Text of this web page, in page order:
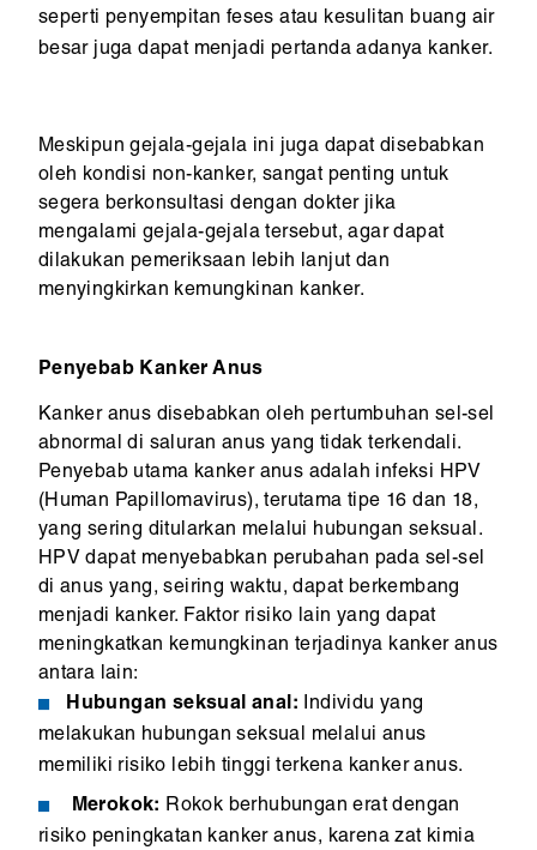
seperti penyempitan feses atau kesulitan buang air
besar juga dapat menjadi pertanda adanya kanker.
Meskipun gejala-gejala ini juga dapat disebabkan
oleh kondisi non-kanker, sangat penting untuk
segera berkonsultasi dengan dokter jika
mengalami gejala-gejala tersebut, agar dapat
dilakukan pemeriksaan lebih lanjut dan
menyingkirkan kemungkinan kanker.
Penyebab Kanker Anus
Kanker anus disebabkan oleh pertumbuhan sel-sel
abnormal di saluran anus yang tidak terkendali.
Penyebab utama kanker anus adalah infeksi HPV
(Human Papillomavirus), terutama tipe 16 dan 18,
yang sering ditularkan melalui hubungan seksual.
HPV dapat menyebabkan perubahan pada sel-sel
di anus yang, seiring waktu, dapat berkembang
menjadi kanker. Faktor risiko lain yang dapat
meningkatkan kemungkinan terjadinya kanker anus
antara lain:
Hubungan seksual anal: Individu yang
melakukan hubungan seksual melalui anus
memiliki risiko lebih tinggi terkena kanker anus.
Merokok: Rokok berhubungan erat dengan
risiko peningkatan kanker anus, karena zat kimia